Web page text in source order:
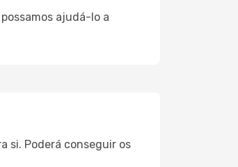
ajudá-lo a
si. Poderá conseguir os